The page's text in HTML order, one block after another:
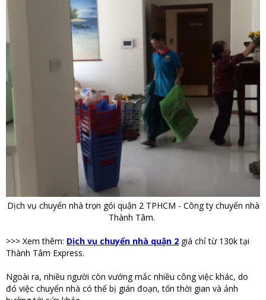
Dịch vụ chuyển nhà trọn gói quận 2 TPHCM - Công ty chuyển nhà
Thành Tâm.
>>> Xem thêm: Dịch vụ chuyển nhà quận 2 giá chỉ từ 130k tại
Thành Tâm Express.
Ngoài ra, nhiều người còn vướng mắc nhiều công việc khác, do
đó việc chuyển nhà có thể bị gián đoạn, tốn thời gian và ảnh